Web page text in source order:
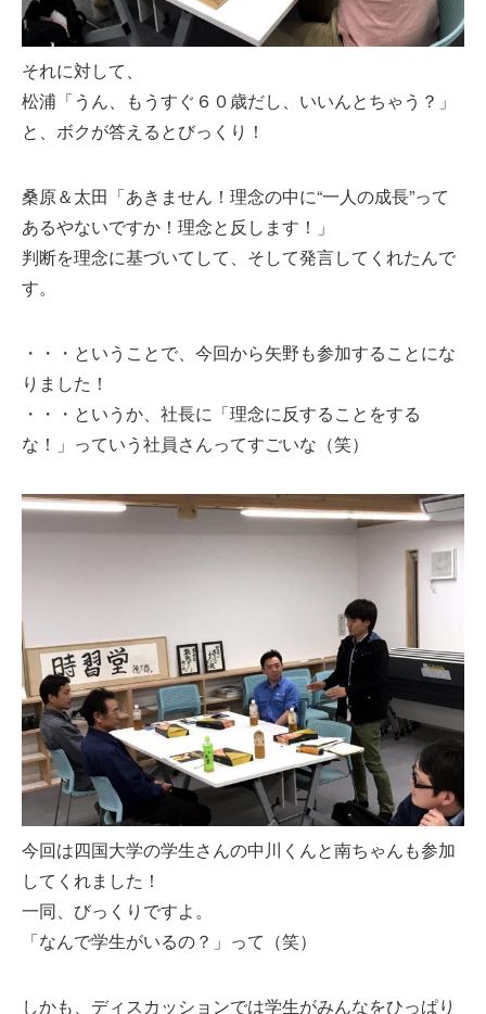
それに対して、
松浦「うん、もうすぐ６０歳だし、いいんとちゃう？」
と、ボクが答えるとびっくり！
桑原＆太田「あきません！理念の中に“一人の成長”って
あるやないですか！理念と反します！」
判断を理念に基づいてして、そして発言してくれたんで
す。
・・・ということで、今回から矢野も参加することにな
りました！
・・・というか、社長に「理念に反することをする
な！」っていう社員さんってすごいな（笑）
今回は四国大学の学生さんの中川くんと南ちゃんも参加
してくれました！
一同、びっくりですよ。
「なんで学生がいるの？」って（笑）
しかも、ディスカッションでは学生がみんなをひっぱり